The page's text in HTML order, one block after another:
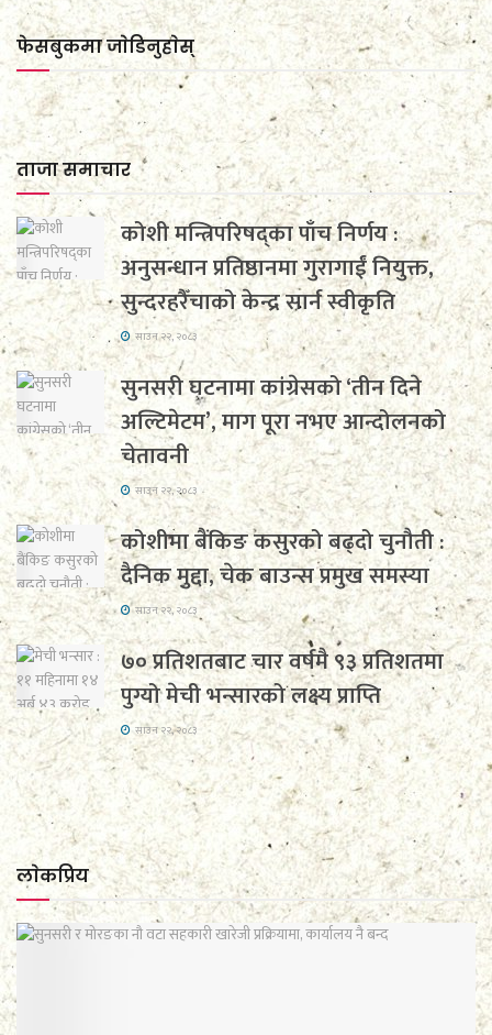
फेसबुकमा जाेडिनुहाेस्
ताजा समाचार
कोशी मन्त्रिपरिषद्का पाँच निर्णय :
अनुसन्धान प्रतिष्ठानमा गुरागाईं नियुक्त,
सुन्दरहरैँचाको केन्द्र सार्न स्वीकृति
साउन २२, २०८३
सुनसरी घटनामा कांग्रेसको ‘तीन दिने
अल्टिमेटम’, माग पूरा नभए आन्दोलनको
चेतावनी
साउन २२, २०८३
कोशीमा बैंकिङ कसुरको बढ्दो चुनौती :
दैनिक मुद्दा, चेक बाउन्स प्रमुख समस्या
साउन २२, २०८३
७० प्रतिशतबाट चार वर्षमै ९३ प्रतिशतमा
पुग्यो मेची भन्सारको लक्ष्य प्राप्ति
साउन २२, २०८३
लाेकप्रिय